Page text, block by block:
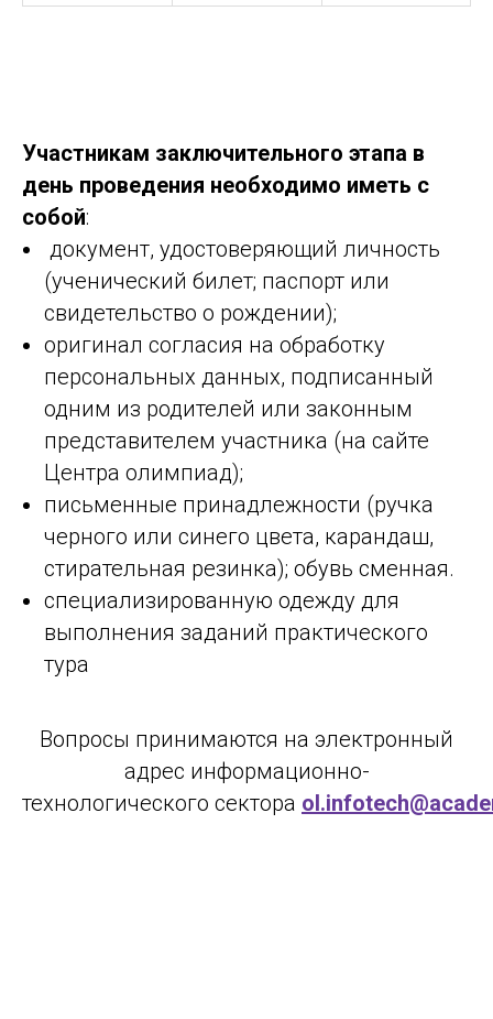
Участникам заключительного этапа в
день проведения необходимо иметь с
собой:
документ, удостоверяющий личность
(ученический билет; паспорт или
свидетельство о рождении);
оригинал согласия на обработку
персональных данных, подписанный
одним из родителей или законным
представителем участника (на сайте
Центра олимпиад);
письменные принадлежности (ручка
черного или синего цвета, карандаш,
стирательная резинка); обувь сменная.
специализированную одежду для
выполнения заданий практического
тура
Вопросы принимаются на электронный
адрес информационно-
технологического сектора